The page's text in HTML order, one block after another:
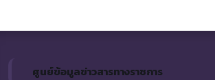
ศูนย์ข้อมูลข่าวสารทางราชการ